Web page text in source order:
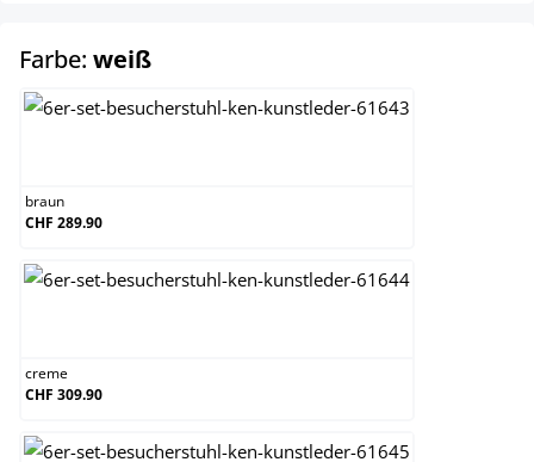
Farbe: weißauswählen
braun
CHF 289.90
creme
CHF 309.90